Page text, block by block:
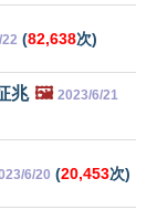
(82,638次)
兆 🖼️ 2023/6/21
6/20 (20,453次)